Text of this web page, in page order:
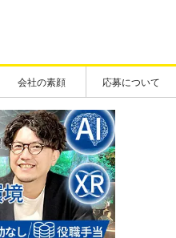
会社の素顔 応募について